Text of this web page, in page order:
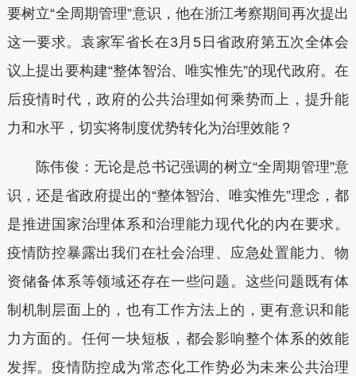
要树立“全周期管理”意识，他在浙江考察期间再次提出
这一要求。袁家军省长在3月5日省政府第五次全体会
议上提出要构建“整体智治、唯实惟先”的现代政府。在
后疫情时代，政府的公共治理如何乘势而上，提升能
力和水平，切实将制度优势转化为治理效能？
陈伟俊：无论是总书记强调的树立“全周期管理”意
识，还是省政府提出的“整体智治、唯实惟先”理念，都
是推进国家治理体系和治理能力现代化的内在要求。
疫情防控暴露出我们在社会治理、应急处置能力、物
资储备体系等领域还存在一些问题。这些问题既有体
制机制层面上的，也有工作方法上的，更有意识和能
力方面的。任何一块短板，都会影响整个体系的效能
发挥。疫情防控成为常态化工作势必为未来公共治理